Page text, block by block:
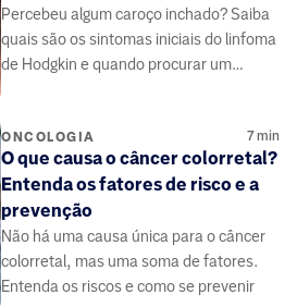
Percebeu algum caroço inchado? Saiba
quais são os sintomas iniciais do linfoma
de Hodgkin e quando procurar um
ONCOLOGIA 7min
O que causa o câncer colorretal?
Entenda os fatores de risco e a
prevenção
Não há uma causa única para o câncer
colorretal, mas uma soma de fatores.
Entenda os riscos e como se prevenir